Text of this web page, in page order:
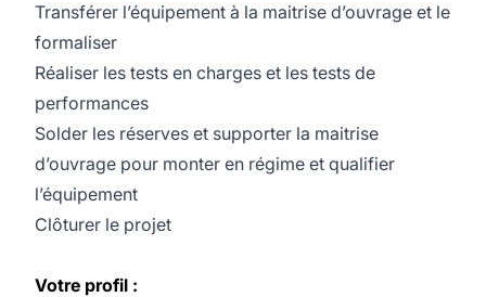
Transférer l’équipement à la maitrise d’ouvrage et le
formaliser
Réaliser les tests en charges et les tests de
performances
Solder les réserves et supporter la maitrise
d’ouvrage pour monter en régime et qualifier
l’équipement
Clôturer le projet
Votre profil :